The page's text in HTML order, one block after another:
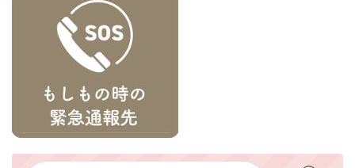
ママ防災士リサのいつもしも
ローリングストック
備蓄
外出中 外出先